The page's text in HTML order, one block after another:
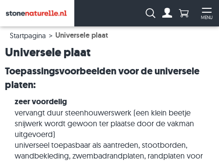
MENU
Zoeken: Aantal
Startpagina Universele plaat
Universele plaat
Toepassingsvoorbeelden voor de universele
platen:
zeer voordelig
vervangt duur steenhouwerswerk (een klein beetje
snijwerk wordt gewoon ter plaatse door de vakman
uitgevoerd)
universeel toepasbaar als aantreden, stootborden,
wandbekleding, zwembadrandplaten, randplaten voor